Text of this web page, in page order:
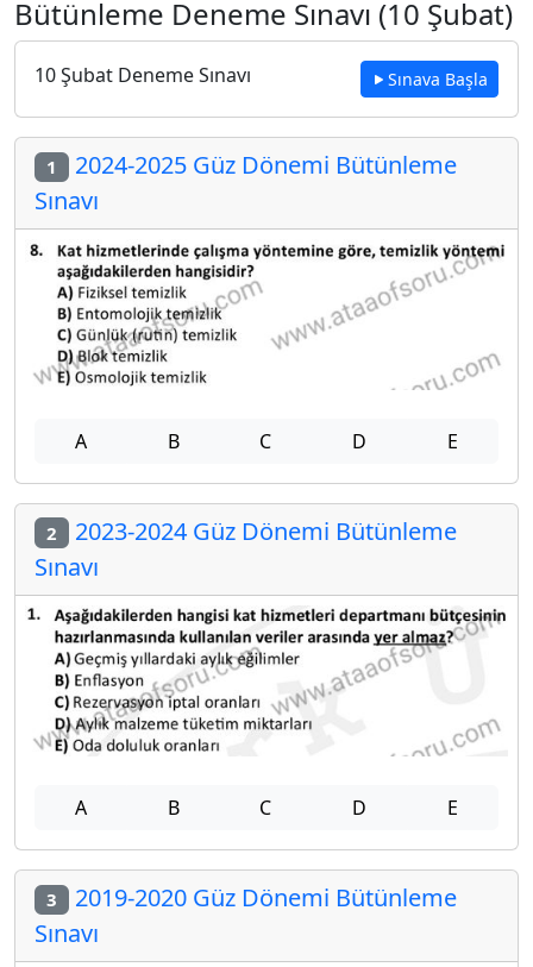
Bütünleme Deneme Sınavı (10 Şubat)
10 Şubat Deneme Sınavı Sınava Başla
1 2024-2025 Güz Dönemi Bütünleme
Sınavı
A B C D E
2 2023-2024 Güz Dönemi Bütünleme
Sınavı
A B C D E
3 2019-2020 Güz Dönemi Bütünleme
Sınavı